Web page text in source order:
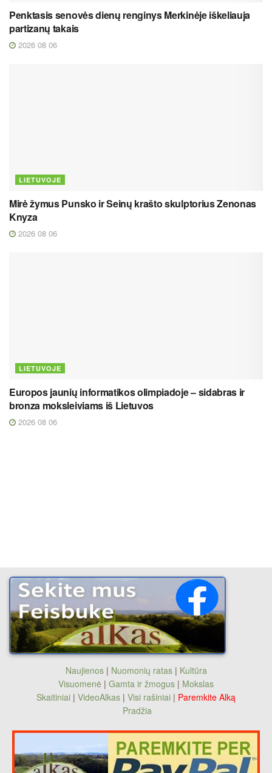
Penktasis senovės dienų renginys Merkinėje iškeliauja
partizanų takais
2026 08 06
LIETUVOJE
Mirė žymus Punsko ir Seinų krašto skulptorius Zenonas
Knyza
2026 08 06
LIETUVOJE
Europos jaunių informatikos olimpiadoje – sidabras ir
bronza moksleiviams iš Lietuvos
2026 08 06
Naujienos| Nuomonių ratas| Kultūra
Visuomenė | Gamta ir žmogus | Mokslas
Skaitiniai | VideoAlkas | Visi rašiniai | Paremkite Alką
Pradžia